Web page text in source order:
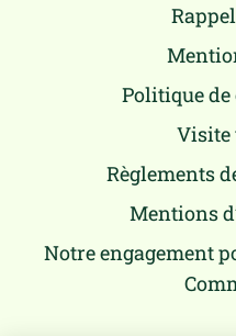
Politique
Règlements
Mentions
Notre engagement